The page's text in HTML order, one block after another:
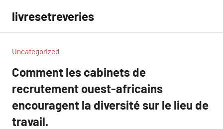
contenu
livresetreveries
Uncategorized
Comment les cabinets de
recrutement ouest-africains
encouragent la diversité sur le lieu de
travail.